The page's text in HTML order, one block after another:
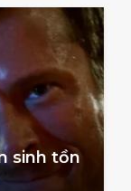
sinh tồn